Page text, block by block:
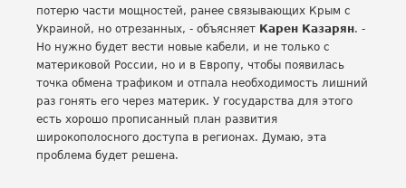
потерю части мощностей, ранее связывающих Крым с
Украиной, но отрезанных, - объясняет Карен Казарян. -
Но нужно будет вести новые кабели, и не только с
материковой России, но и в Европу, чтобы появилась
точка обмена трафиком и отпала необходимость лишний
раз гонять его через материк. У государства для этого
есть хорошо прописанный план развития
широкополосного доступа в регионах. Думаю, эта
проблема будет решена.